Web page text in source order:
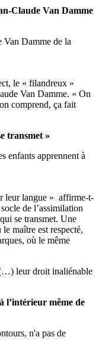
Claude Van Damme
Van Damme de la
le « filandreux »
Van Damme. « On
comprend, ça fait
transmet »
enfants apprennent à
leur langue » affirme-t-
de l’assimilation
se transmet. Une
maître est respecté,
où le même
leur droit inaliénable
l’intérieur même de
n'a pas de